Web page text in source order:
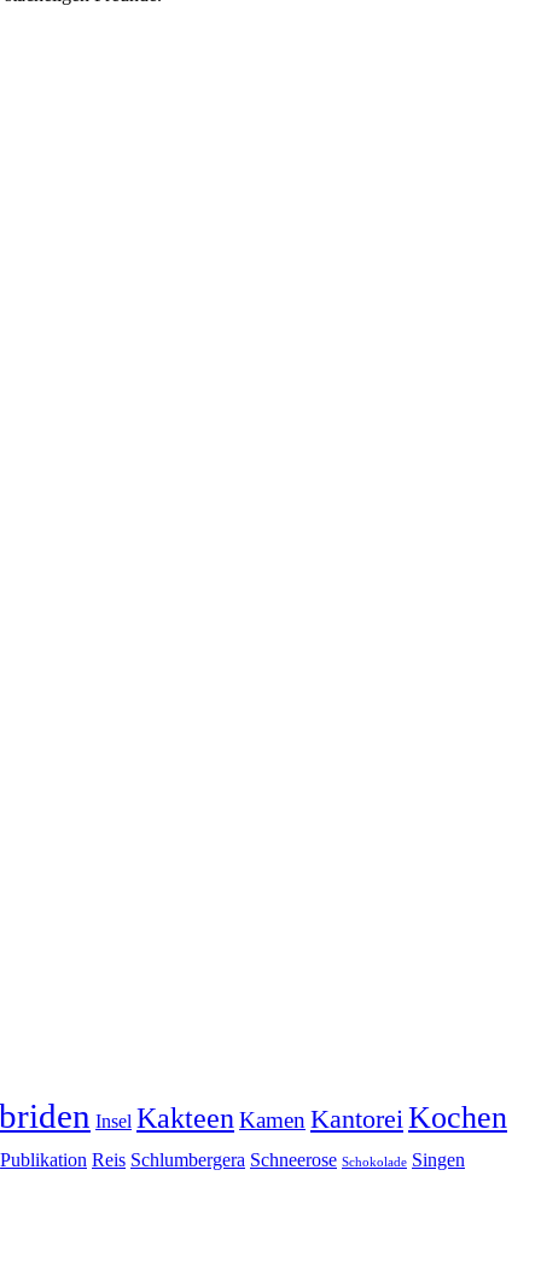
Insel Kakteen KamenKantoreiKochen
Publikation Reis Schlumbergera Schneerose Schokolade Singen